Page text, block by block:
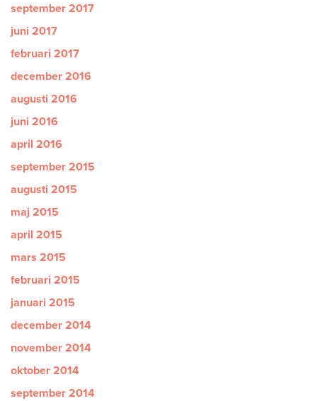
september 2017
juni 2017
februari 2017
december 2016
augusti 2016
juni 2016
april 2016
september 2015
augusti 2015
maj 2015
april 2015
mars 2015
februari 2015
januari 2015
december 2014
november 2014
oktober 2014
september 2014